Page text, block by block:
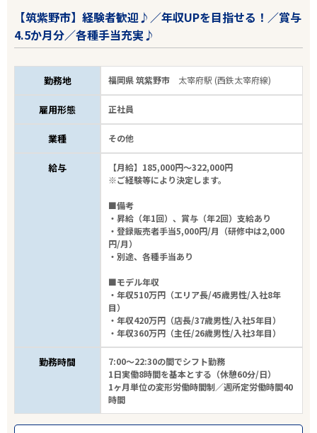
【筑紫野市】経験者歓迎♪／年収UPを目指せる！／賞与
4.5か月分／各種手当充実♪
勤務地 福岡県 筑紫野市 太宰府駅 (西鉄太宰府線)
雇用形態 正社員
業種 その他
給与
【月給】185,000円～322,000円
※ご経験等により決定します。
■備考
・昇給（年1回）、賞与（年2回）支給あり
・登録販売者手当5,000円/月（研修中は2,000
円/月）
・別途、各種手当あり
■モデル年収
・年収510万円（エリア長/45歳男性/入社8年
目）
・年収420万円（店長/37歳男性/入社5年目）
・年収360万円（主任/26歳男性/入社3年目）
勤務時間
7:00～22:30の間でシフト勤務
1日実働8時間を基本とする（休憩60分/日）
1ヶ月単位の変形労働時間制／週所定労働時間40
時間